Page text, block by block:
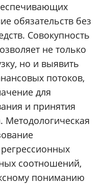
обязательств без
Совокупность
не только
но и выявить
потоков,
для
и принятия
Методологическая
соотношений,
пониманию